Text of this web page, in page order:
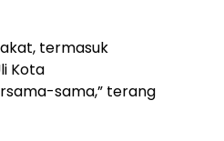
termasuk
Kota
sama,” terang